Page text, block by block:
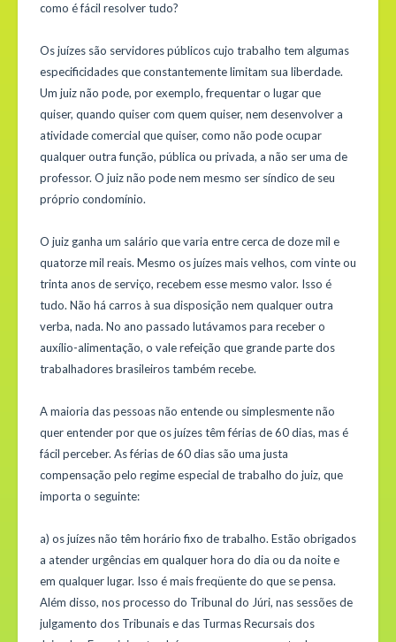
como é fácil resolver tudo?
Os juízes são servidores públicos cujo trabalho tem algumas
especificidades que constantemente limitam sua liberdade.
Um juiz não pode, por exemplo, frequentar o lugar que
quiser, quando quiser com quem quiser, nem desenvolver a
atividade comercial que quiser, como não pode ocupar
qualquer outra função, pública ou privada, a não ser uma de
professor. O juiz não pode nem mesmo ser síndico de seu
próprio condomínio.
O juiz ganha um salário que varia entre cerca de doze mil e
quatorze mil reais. Mesmo os juízes mais velhos, com vinte ou
trinta anos de serviço, recebem esse mesmo valor. Isso é
tudo. Não há carros à sua disposição nem qualquer outra
verba, nada. No ano passado lutávamos para receber o
auxílio-alimentação, o vale refeição que grande parte dos
trabalhadores brasileiros também recebe.
A maioria das pessoas não entende ou simplesmente não
quer entender por que os juízes têm férias de 60 dias, mas é
fácil perceber. As férias de 60 dias são uma justa
compensação pelo regime especial de trabalho do juiz, que
importa o seguinte:
a) os juízes não têm horário fixo de trabalho. Estão obrigados
a atender urgências em qualquer hora do dia ou da noite e
em qualquer lugar. Isso é mais freqüente do que se pensa.
Além disso, nos processo do Tribunal do Júri, nas sessões de
julgamento dos Tribunais e das Turmas Recursais dos